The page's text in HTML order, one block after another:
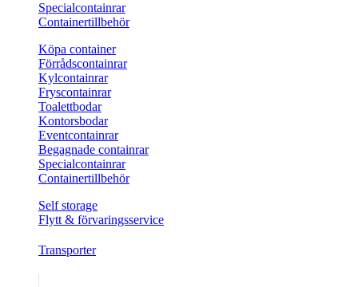
Specialcontainrar
Containertillbehör
Köpa container
Förrådscontainrar
Kylcontainrar
Fryscontainrar
Toalettbodar
Kontorsbodar
Eventcontainrar
Begagnade containrar
Specialcontainrar
Containertillbehör
Self storage
Flytt & förvaringsservice
Transporter